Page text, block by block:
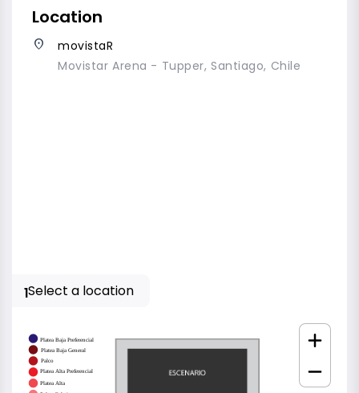
Location
place
movistaR
Movistar Arena - Tupper, Santiago, Chile
Select a location
1
Platea Baja Preferencial
Platea Baja General
Palco
Platea Alta Preferencial
Platea Alta